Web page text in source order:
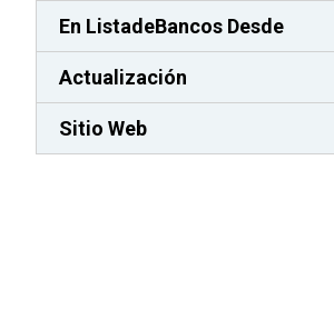
En ListadeBancos Desde
Actualización
Sitio Web